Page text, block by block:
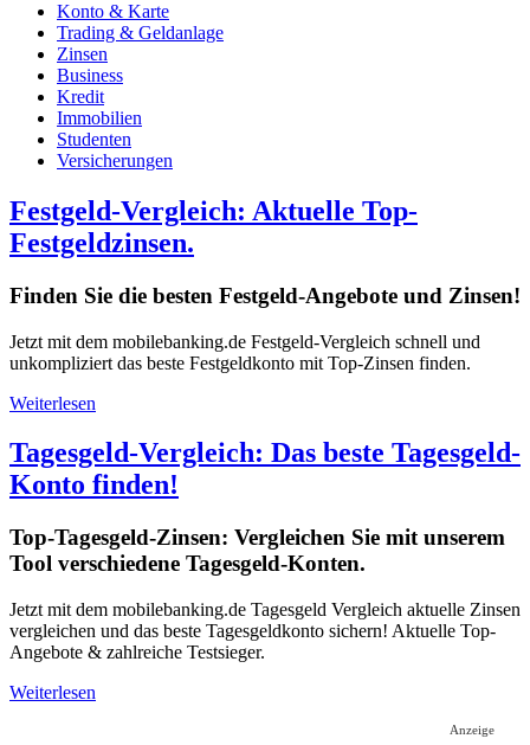
Konto & Karte
Trading & Geldanlage
Zinsen
Business
Kredit
Immobilien
Studenten
Versicherungen
Festgeld-Vergleich: Aktuelle Top-
Festgeldzinsen.
Finden Sie die besten Festgeld-Angebote und Zinsen!
Jetzt mit dem mobilebanking.de Festgeld-Vergleich schnell und
unkompliziert das beste Festgeldkonto mit Top-Zinsen finden.
Weiterlesen
Tagesgeld-Vergleich: Das beste Tagesgeld-
Konto finden!
Top-Tagesgeld-Zinsen: Vergleichen Sie mit unserem
Tool verschiedene Tagesgeld-Konten.
Jetzt mit dem mobilebanking.de Tagesgeld Vergleich aktuelle Zinsen
vergleichen und das beste Tagesgeldkonto sichern! Aktuelle Top-
Angebote & zahlreiche Testsieger.
Weiterlesen
Anzeige